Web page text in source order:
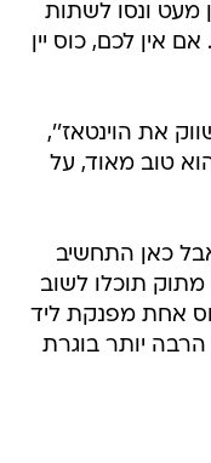
מעט ונסו לשתות
אין לכם, כוס יין
את הוינטאז'',
הוא טוב מאוד, על
על 145 ש"ח, אבל כאן התחשיב
תוכלו לשוב
אחת מפנקת ליד
הרבה יותר בוגרת